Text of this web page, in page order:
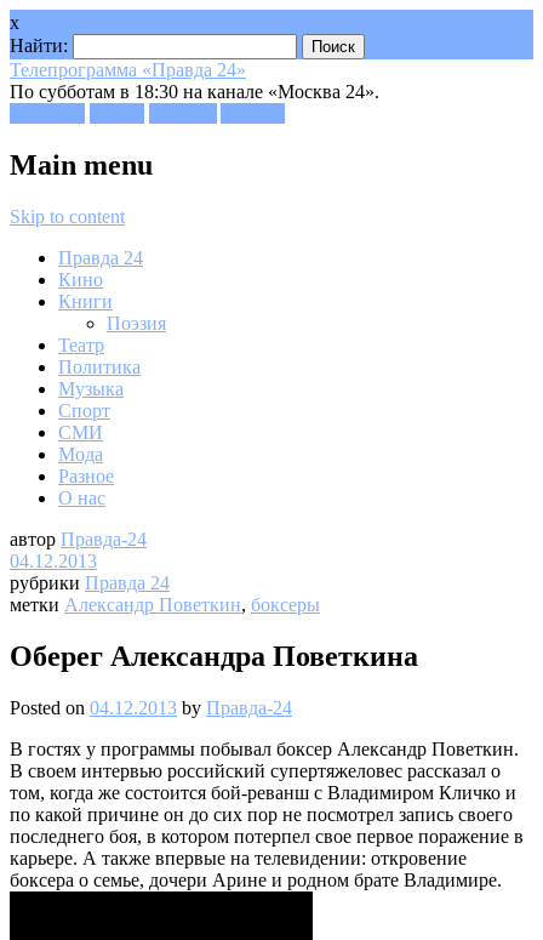
x
Найти:
Телепрограмма «Правда 24»
По субботам в 18:30 на канале «Москва 24».
Main menu
Skip to content
Правда 24
Кино
Книги
Поэзия
Театр
Политика
Музыка
Спорт
СМИ
Мода
Разное
О нас
автор Правда-24
04.12.2013
рубрики Правда 24
метки Александр Поветкин, боксеры
Оберег Александра Поветкина
Posted on 04.12.2013 by Правда-24
В гостях у программы побывал боксер Александр Поветкин.
В своем интервью российский супертяжеловес рассказал о
том, когда же состоится бой-реванш с Владимиром Кличко и
по какой причине он до сих пор не посмотрел запись своего
последнего боя, в котором потерпел свое первое поражение в
карьере. А также впервые на телевидении: откровение
боксера о семье, дочери Арине и родном брате Владимире.